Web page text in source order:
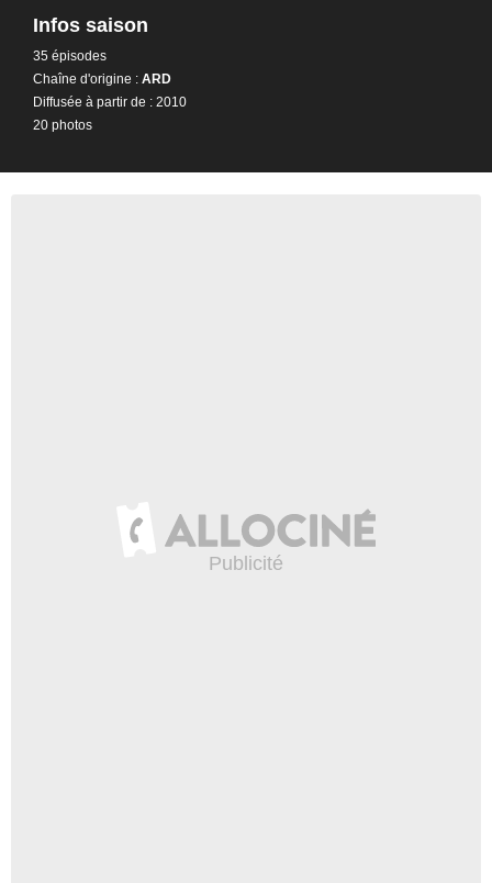
Infos saison
35 épisodes
Chaîne d'origine : ARD
Diffusée à partir de : 2010
20 photos